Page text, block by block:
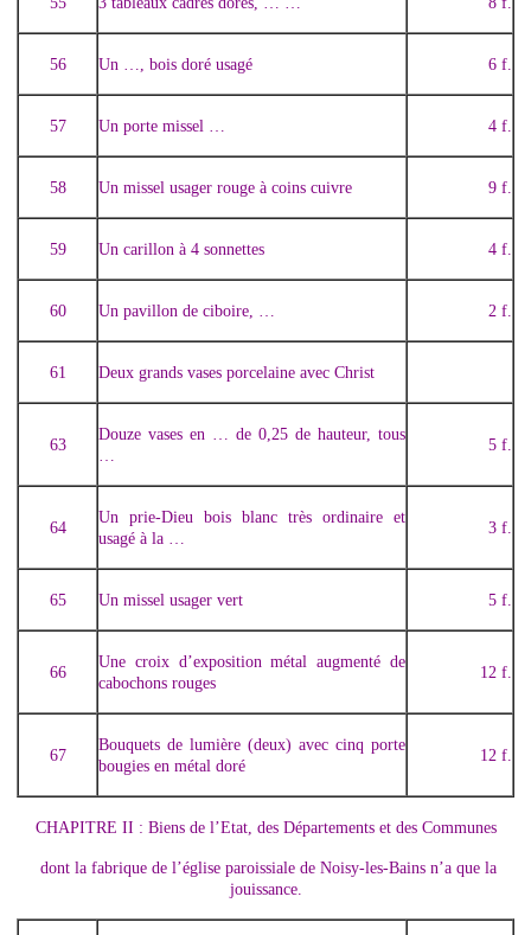
56 Un …, bois doré usagé 6 f.
57 Un porte missel … 4 f.
58 Un missel usager rouge à coins cuivre 9 f.
59 Un carillon à 4 sonnettes 4 f.
60 Un pavillon de ciboire, … 2 f.
61 Deux grands vases porcelaine avec Christ
63
Douze vases en … de 0,25 de hauteur, tous
…
5 f.
64
Un prie-Dieu bois blanc très ordinaire et
usagé à la …
3 f.
65 Un missel usager vert 5 f.
66
Une croix d’exposition métal augmenté de
cabochons rouges
12 f.
67
Bouquets de lumière (deux) avec cinq porte
bougies en métal doré
12 f.
CHAPITRE II : Biens de l’Etat, des Départements et des Communes
dont la fabrique de l’église paroissiale de Noisy-les-Bains n’a que la
jouissance.